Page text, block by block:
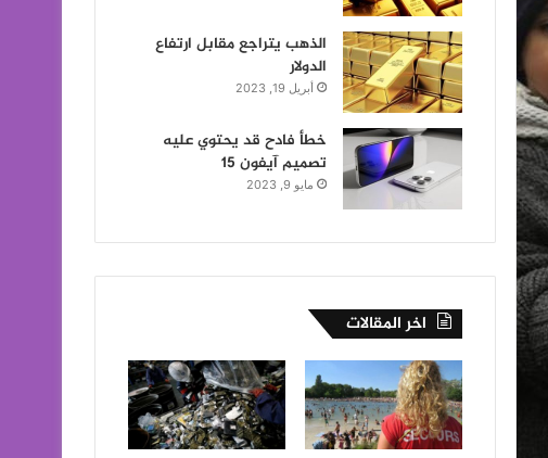
الذهب يتراجع مقابل ارتفاع
الدولار
أبريل 19, 2023
خطأ فادح قد يحتوي عليه
تصميم آيفون 15
مايو 9, 2023
اخر المقالات